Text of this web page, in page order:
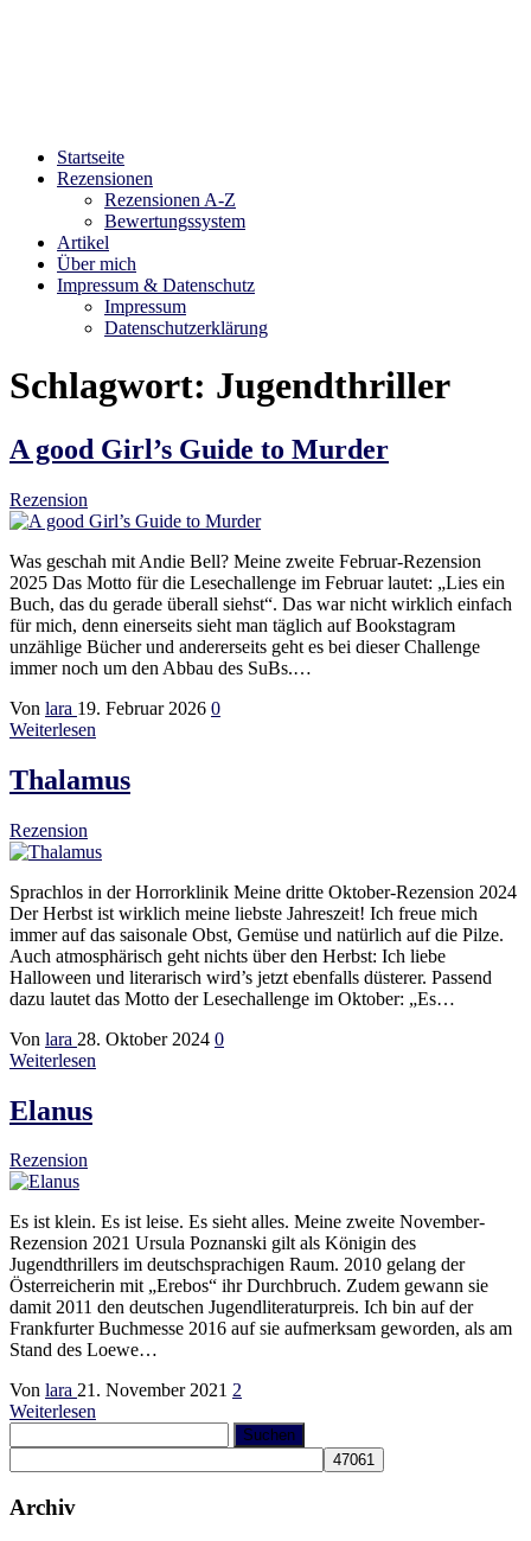
Startseite
Rezensionen
Rezensionen A-Z
Bewertungssystem
Artikel
Über mich
Impressum & Datenschutz
Impressum
Datenschutzerklärung
Schlagwort: Jugendthriller
A good Girl’s Guide to Murder
Rezension
Was geschah mit Andie Bell? Meine zweite Februar-Rezension
2025 Das Motto für die Lesechallenge im Februar lautet: „Lies ein
Buch, das du gerade überall siehst“. Das war nicht wirklich einfach
für mich, denn einerseits sieht man täglich auf Bookstagram
unzählige Bücher und andererseits geht es bei dieser Challenge
immer noch um den Abbau des SuBs.…
Von lara 19. Februar 2026 0
Weiterlesen
Thalamus
Rezension
Sprachlos in der Horrorklinik Meine dritte Oktober-Rezension 2024
Der Herbst ist wirklich meine liebste Jahreszeit! Ich freue mich
immer auf das saisonale Obst, Gemüse und natürlich auf die Pilze.
Auch atmosphärisch geht nichts über den Herbst: Ich liebe
Halloween und literarisch wird’s jetzt ebenfalls düsterer. Passend
dazu lautet das Motto der Lesechallenge im Oktober: „Es…
Von lara 28. Oktober 2024 0
Weiterlesen
Elanus
Rezension
Es ist klein. Es ist leise. Es sieht alles. Meine zweite November-
Rezension 2021 Ursula Poznanski gilt als Königin des
Jugendthrillers im deutschsprachigen Raum. 2010 gelang der
Österreicherin mit „Erebos“ ihr Durchbruch. Zudem gewann sie
damit 2011 den deutschen Jugendliteraturpreis. Ich bin auf der
Frankfurter Buchmesse 2016 auf sie aufmerksam geworden, als am
Stand des Loewe…
Von lara 21. November 2021 2
Weiterlesen
nach:
Archiv